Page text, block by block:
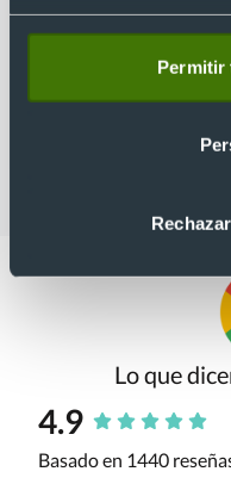
Permitir
Lo que
4.9
Basado en 1440